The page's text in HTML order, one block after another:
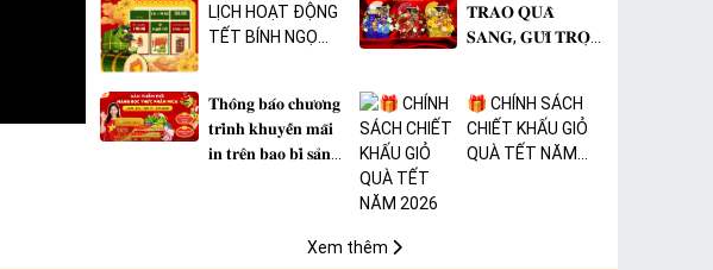
LỊCH HOẠT ĐỘNG
TẾT BÍNH NGỌ
𝐓𝐑𝐀𝐎 𝐐𝐔𝐀̀
𝐒𝐀𝐍𝐆, 𝐆𝐔̛̉𝐈 𝐓𝐑𝐎̣𝐍
𝐓𝐡𝐨̂𝐧𝐠 𝐛𝐚́𝐨 𝐜𝐡𝐮̛𝐨̛𝐧𝐠
𝐭𝐫𝐢̀𝐧𝐡 𝐤𝐡𝐮𝐲𝐞̂́𝐧 𝐦𝐚̃𝐢
𝐢𝐧 𝐭𝐫𝐞̂𝐧 𝐛𝐚𝐨 𝐛𝐢̀ 𝐬𝐚̉𝐧
🎁 CHÍNH SÁCH
CHIẾT KHẤU GIỎ
QUÀ TẾT NĂM
Xem thêm